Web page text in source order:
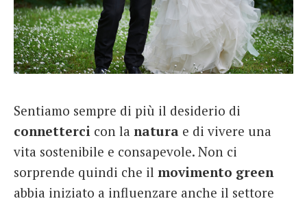
German
English
Spanish
Italiano
Sentiamo sempre di più il desiderio di
connetterci con la natura e di vivere una
vita sostenibile e consapevole. Non ci
sorprende quindi che il movimento green
abbia iniziato a influenzare anche il settore